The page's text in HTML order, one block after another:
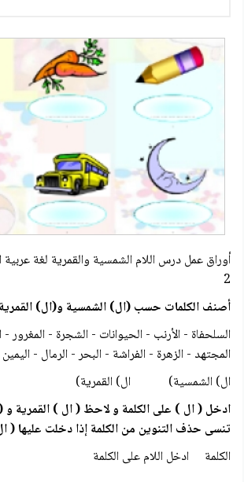
أوراق عمل درس اللام الشمسية والقمرية لغة
2
أصنف الكلمات حسب (ال) الشمسية و(ال)
السلحفاة - الأرنب - الحيوانات - الشجرة - المغرور -
المجتهد - الزهرة - الفراشة - البحر - الرمال -
ال) الشمسية) ال) القمرية)
ادخل ( ال ) على الكلمة و لاحظ ( ال ) القمرية و
تنسى حذف التنوين من الكلمة إذا دخلت عليها (
الكلمة ادخل اللام على الكلمة